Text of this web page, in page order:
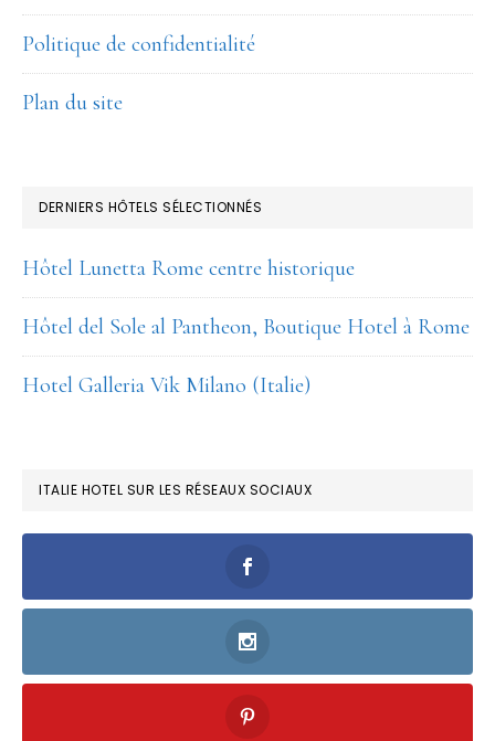
Politique de confidentialité
Plan du site
DERNIERS HÔTELS SÉLECTIONNÉS
Hôtel Lunetta Rome centre historique
Hôtel del Sole al Pantheon, Boutique Hotel à Rome
Hotel Galleria Vik Milano (Italie)
ITALIE HOTEL SUR LES RÉSEAUX SOCIAUX